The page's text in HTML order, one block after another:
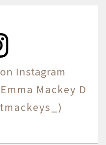
Instagram
Mackey D